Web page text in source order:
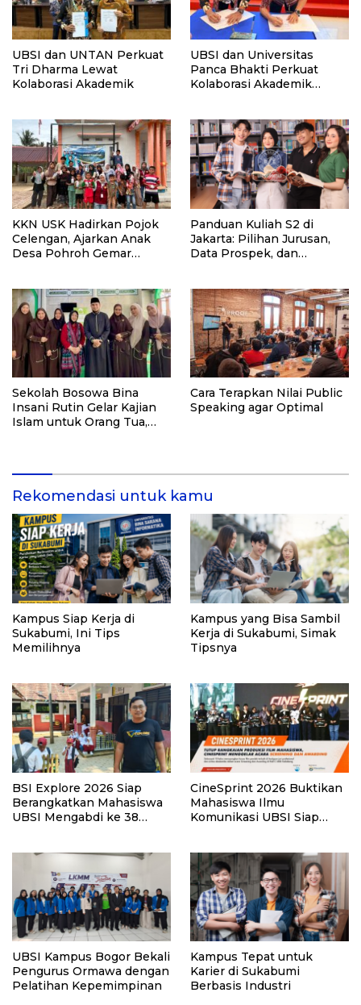
UBSI dan UNTAN Perkuat
Tri Dharma Lewat
Kolaborasi Akademik
UBSI dan Universitas
Panca Bhakti Perkuat
Kolaborasi Akademik
KKN USK Hadirkan Pojok
Celengan, Ajarkan Anak
Desa Pohroh Gemar
Panduan Kuliah S2 di
Jakarta: Pilihan Jurusan,
Data Prospek, dan
Sekolah Bosowa Bina
Insani Rutin Gelar Kajian
Islam untuk Orang Tua,
Cara Terapkan Nilai Public
Speaking agar Optimal
Rekomendasi untuk kamu
Kampus Siap Kerja di
Sukabumi, Ini Tips
Memilihnya
Kampus yang Bisa Sambil
Kerja di Sukabumi, Simak
Tipsnya
BSI Explore 2026 Siap
Berangkatkan Mahasiswa
UBSI Mengabdi ke 38
CineSprint 2026 Buktikan
Mahasiswa Ilmu
Komunikasi UBSI Siap
UBSI Kampus Bogor Bekali
Pengurus Ormawa dengan
Pelatihan Kepemimpinan
Kampus Tepat untuk
Karier di Sukabumi
Berbasis Industri